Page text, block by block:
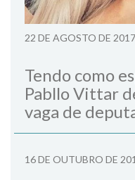
22 DE AGOSTO DE 2017
Tendo como
Pabllo Vittar
vaga de
16 DE OUTUBRO DE